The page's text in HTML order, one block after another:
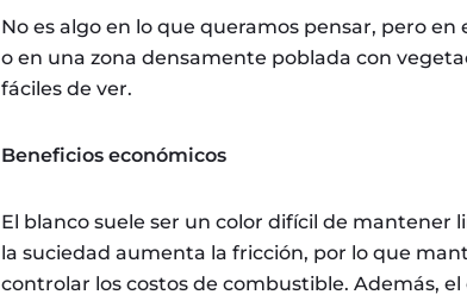
No es algo en lo que queramos pensar, pero
o en una zona densamente poblada con
fáciles de ver.
Beneficios económicos
El blanco suele ser un color difícil de mantener
la suciedad aumenta la fricción, por lo que
controlar los costos de combustible. Además,